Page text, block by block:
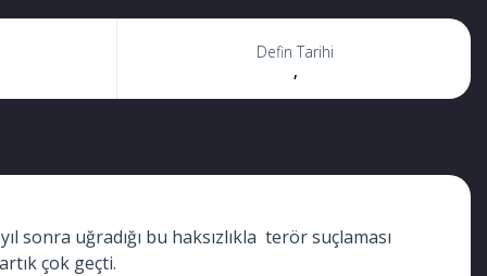
Defin Tarihi
,
sonra uğradığı bu haksızlıkla terör suçlaması
çok geçti.